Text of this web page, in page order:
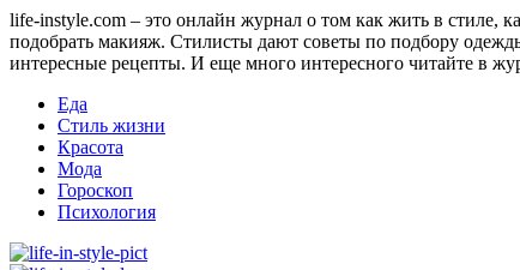
life-instyle.com – это онлайн журнал о том как жить в стиле,
подобрать макияж. Стилисты дают советы по подбору
интересные рецепты. И еще много интересного читайте в
Еда
Стиль жизни
Красота
Мода
Гороскоп
Психология